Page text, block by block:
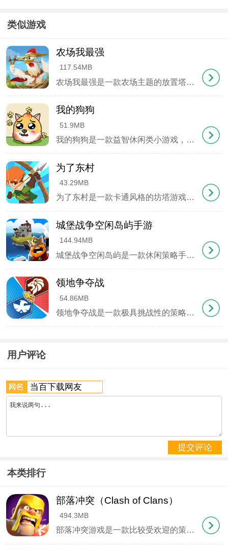
4.玩家可以收集来自东方和西方的各种神仙角色，丰
富自己的角色库。
5.通过养成系统提升角色的属性和实力，让他们在战
游戏亮点
1.玩家可以通过集结各种神仙角色来过关卡，这种“神
仙打架”的玩法轻松有趣，操作也非常方便。
2.玩家可以一键放置角色进行挂机，解放双手，适合
3.游戏提供了大量的关卡，每个关卡的难度逐渐增
加，适合不同水平的玩家挑战。
4.玩家可以体验到多种有趣的塔防对战模式，每种模
式都有独特的挑战。
1、进游戏首先签到，商城看广告(有资源拿最重要的
2、英雄靠碎片和经验升级，4级8级14级技能效果都
就)。
前两个金和木(目前20满级)，灵兽目前8级满。
类似游戏
农场我最强
117.54MB
农场我最强是一款农场主题的放置塔防游戏，玩家在游戏中扮演一位农场主人，主要任务是通过合理布置动物来防御偷蛋者的侵袭，保护珍贵的鸡蛋。玩家将控制一只母鸡，面对试图窃取鸡蛋的厨师发起的连续攻势，为了成功抵御这些攻击，玩家需要在农场的各个关键位置部署不同类型的鸡作为防线，每只鸡都拥有独特的技能和特点，合理安排它们的位置对于构建坚固的防御体系至关重要。
我的狗狗
51.9MB
我的狗狗是一款益智休闲类小游戏，游戏讲述了一只可爱小狗面临蜜蜂攻击的危机情境，玩家的任务是通过在屏幕上画线的方式，为小狗创造安全路径，避开蜜蜂的追击。游戏内设计了丰富多样的关卡，每个关卡都有不同的障碍和难题等待解决，玩家可以尝试多种画线策略，寻找最佳解决方案。游戏的操作也是非常简单，适合所有年龄段的玩家，随着关卡的推进，玩家不仅可以解锁更多有趣的挑战，还能获得各种酷炫的皮肤，为小狗换上新装哦!
为了东村
43.29MB
为了东村是一款卡通风格的坊塔游戏，玩家所在的宁静村庄突然遭到恶魔的侵扰，作为村中最健壮的年轻人之一，你将踏上一段保护家园的英勇旅程。游戏采用经典的关卡制设计，每个关卡都设定了不同的战斗场景，有助于保持游戏的新鲜感，还能有效减轻玩家的视觉疲劳。操作方式非常简单，只需轻点屏幕瞄准敌人出现的方向，就能发射弓箭进行攻击，如果准确击中怪物的头部，则能实现一击必杀的效果。随着关卡难度的逐渐加大，提升自身实力变得尤为重要，以更好地完成守护村庄的使命。
城堡战争空闲岛屿手游
144.94MB
城堡战争空闲岛屿是一款休闲策略手游，玩家将进入一个神秘又充满探险元素的岛屿世界，在这片未知的土地上，玩家将承担起指挥官的角色，肩负起建造与发展自己城堡的重任。游戏的核心在于如何高效地管理和利用资源，玩家需要探索岛屿，发现并采集诸如木材、石头和金币等资源，这些资源对于建设与升级城堡设施至关重要，玩家还可以通过建设专门的生产建筑，进一步增加资源产出，加速城堡的成长。
领地争夺战
54.86MB
领地争夺战是一款极具挑战性的策略战斗游戏，游戏中，玩家将化身成为一名指挥官，通过精心策划的士兵部署来争夺地盘，体验激烈的领土争夺战。游戏过程中，玩家需要时刻关注敌人的动态，预测行动方向和速度，及时作出反应，派遣足够的兵力超越对手的力量，实现对目标区域的成功占领。
用户评论
提交评论
本类排行
部落冲突（Clash of Clans）
494.3MB
部落冲突游戏是一款比较受欢迎的策略战争游戏。玩家在这个游戏中的身份是一位部落的领主，需要对整个部落进行负责，要通过自己的策略帮助部落变得更加的强大，同时还要招募以及训练各种威武的勇士，然后和其他的部落进行战争，打败他们并用他们的各种资源来建设自己的部落。